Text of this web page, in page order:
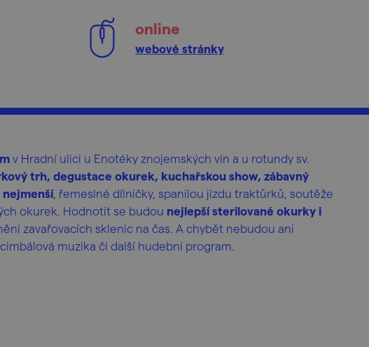
online
webové stránky
v Hradní ulici u Enotéky znojemských vín a u rotundy sv.
trh, degustace okurek, kuchařskou show, zábavný
nejmenší, řemeslné dílničky, spanilou jízdu traktůrků, soutěže
okurek. Hodnotit se budou nejlepší sterilované okurky i
zavařovacích sklenic na čas. A chybět nebudou ani
muzika či další hudební program.